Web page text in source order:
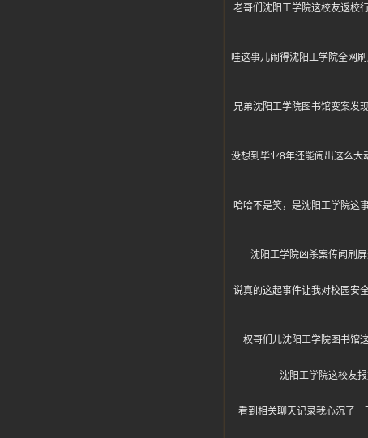
老哥们沈阳工学院这校友返校
哇这事儿闹得沈阳工学院全网
兄弟沈阳工学院图书馆变案发
没想到毕业8年还能闹出这么大
哈哈不是笑，是沈阳工学院这
沈阳工学院凶杀案传闻刷
说真的这起事件让我对校园安
权哥们儿沈阳工学院图书馆
沈阳工学院这校友
看到相关聊天记录我心沉了